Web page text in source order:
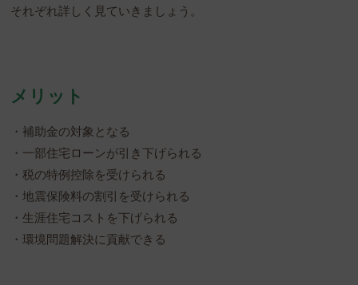
それぞれ詳しく見ていきましょう。
メリット
・補助金の対象となる
・一部住宅ローンが引き下げられる
・税の特例控除を受けられる
・地震保険料の割引を受けられる
・生涯住宅コストを下げられる
・環境問題解決に貢献できる